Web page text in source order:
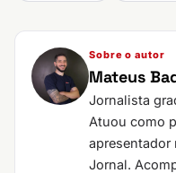
Sobre o autor
Mateus
Jornalista
Atuou como
apresentador
Jornal.